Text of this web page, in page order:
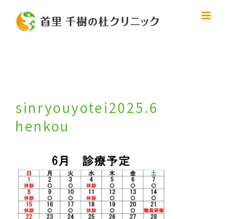
content
sinryouyotei2025.6
henkou